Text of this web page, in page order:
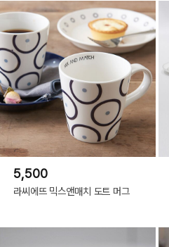
5,500
라씨에뜨 믹스앤매치 도트 머그